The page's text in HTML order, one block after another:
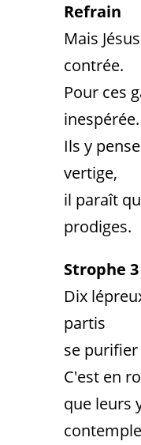
Refrain
Mais
contrée.
Pour ces
inespérée.
Ils y
vertige,
il paraît
prodiges.
Strophe 3
Dix
partis
se
C'est en
que leurs